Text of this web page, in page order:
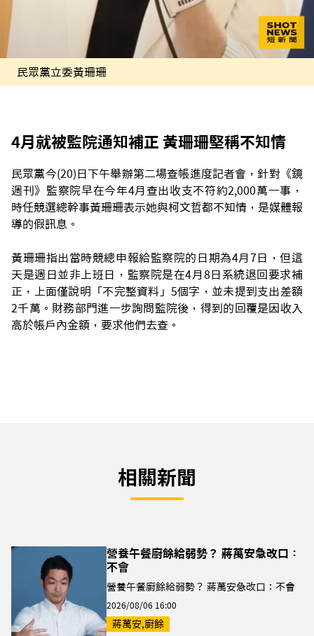
民眾黨立委黃珊珊
4月就被監院通知補正 黃珊珊堅稱不知情
民眾黨今(20)日下午舉辦第二場查帳進度記者會，針對《鏡
週刊》監察院早在今年4月查出收支不符約2,000萬一事，
時任競選總幹事黃珊珊表示她與柯文哲都不知情，是媒體報
導的假訊息。
黃珊珊指出當時競總申報給監察院的日期為4月7日，但這
天是週日並非上班日，監察院是在4月8日系統退回要求補
正，上面僅說明「不完整資料」5個字，並未提到支出差額
2千萬。財務部門進一步詢問監院後，得到的回覆是因收入
高於帳戶內金額，要求他們去查。
相關新聞
營養午餐廚餘給弱勢？ 蔣萬安急改口：
不會
營養午餐廚餘給弱勢？ 蔣萬安急改口：不會
2026/08/06 16:00
蔣萬安,廚餘